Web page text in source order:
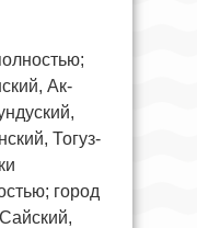
Ак-
Тогуз-
город